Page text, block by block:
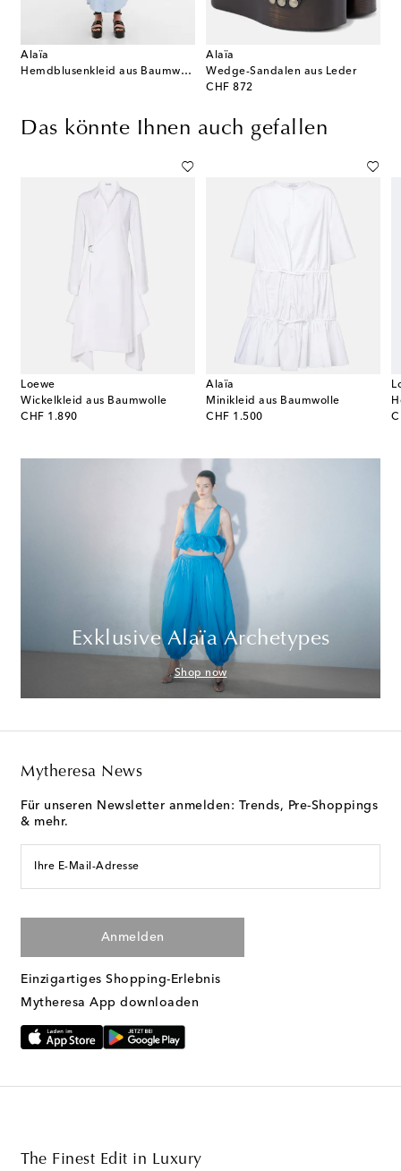
Alaïa
Hemdblusenkleid aus Baumwollpopeline
Alaïa
Wedge-Sandalen aus Leder
CHF 872
original price
Das könnte Ihnen auch gefallen
Loewe
Wickelkleid aus Baumwolle
CHF 1.890
original price
Alaïa
Minikleid aus Baumwolle
CHF 1.500
original price
Exklusive Alaïa Archetypes
Shop now
Mytheresa News
Für unseren Newsletter anmelden: Trends, Pre-Shoppings
& mehr.
Ihre E-Mail-Adresse
Anmelden
Einzigartiges Shopping-Erlebnis
Mytheresa App downloaden
The Finest Edit in Luxury